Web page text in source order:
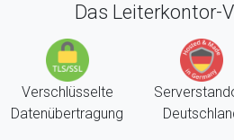
Das Leiterkontor-
Verschlüsselte
Datenübertragung